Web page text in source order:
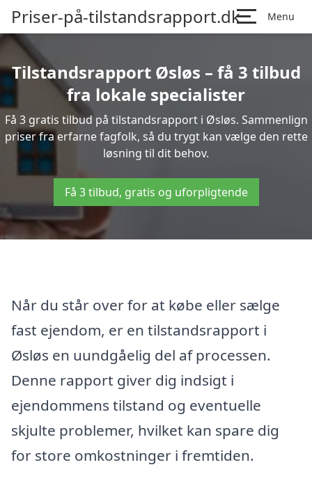
Priser-på-tilstandsrapport.dk Menu
Tilstandsrapport Øsløs – få 3 tilbud
fra lokale specialister
Få 3 gratis tilbud på tilstandsrapport i Øsløs. Sammenlign
priser fra erfarne fagfolk, så du trygt kan vælge den rette
løsning til dit behov.
Få 3 tilbud, gratis og uforpligtende
Når du står over for at købe eller sælge
fast ejendom, er en tilstandsrapport i
Øsløs en uundgåelig del af processen.
Denne rapport giver dig indsigt i
ejendommens tilstand og eventuelle
skjulte problemer, hvilket kan spare dig
for store omkostninger i fremtiden.